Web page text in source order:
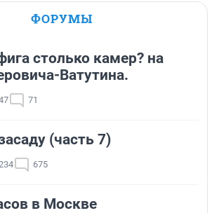
ФОРУМЫ
столько камер? на
Ватутина.
71
(часть 7)
675
в Москве